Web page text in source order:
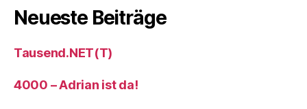
Neueste Beiträge
Tausend.NET(T)
4000 – Adrian ist da!